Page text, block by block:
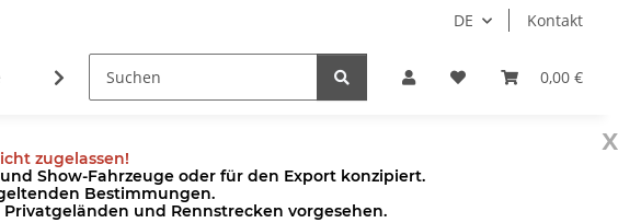
DE Kontakt
0,00 €
Kabel Pumpen
x
zugelassen!
Show-Fahrzeuge oder für den Export konzipiert.
Bestimmungen.
und Rennstrecken vorgesehen.